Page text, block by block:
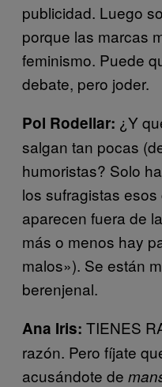
publicidad. Luego
porque las marcas
feminismo. Puede
debate, pero joder.
Pol Rodellar: ¿Y
salgan tan pocas
humoristas? Solo
los sufragistas
aparecen fuera de
más o menos hay
malos»). Se están
berenjenal.
Ana Iris: TIENES
razón. Pero fíjate
acusándote de